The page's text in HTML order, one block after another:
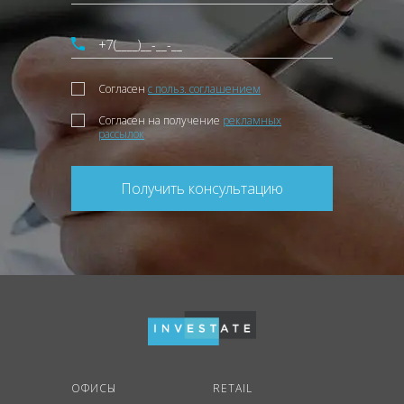
Согласен с польз. соглашением
Согласен на получение рекламных
рассылок
Получить консультацию
ОФИСЫ
RETAIL